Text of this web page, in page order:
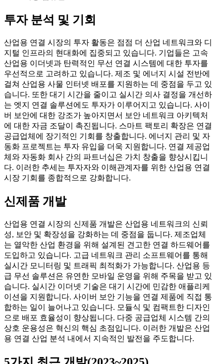
투자 분석 및 기회
산업용 연결 시장의 투자 활동은 점점 더 산업 네트워크와 디
지털 인프라의 현대화에 집중되고 있습니다. 기업들은 고속
산업용 이더넷과 탄력적인 무선 연결 시스템에 대한 투자를
우선적으로 고려하고 있습니다. 제조 및 에너지 시설 전반에
걸쳐 산업용 사물 인터넷 배포를 지원하는 데 중점을 두고 있
습니다. 또한 대기 시간을 줄이고 실시간 의사 결정을 개선하
는 엣지 연결 솔루션에도 투자가 이루어지고 있습니다. 사이
버 보안에 대한 강조가 높아지면서 보안 네트워크 아키텍처
에 대한 자금 조달이 촉진됩니다. 스마트 팩토리 확장은 연결
공급업체에 장기적인 기회를 창출합니다. 에너지 관리 및 자
동화 프로젝트는 투자 유입을 더욱 지원합니다. 연결 제공업
체와 자동화 회사 간의 파트너십은 가치 창출을 향상시킵니
다. 이러한 추세는 투자자와 이해관계자를 위한 산업용 연결
시장 기회를 종합적으로 강화합니다.
신제품 개발
산업용 연결 시장의 신제품 개발은 산업용 네트워크의 신뢰
성, 보안 및 확장성을 강화하는 데 중점을 둡니다. 제조업체
는 열악한 산업 환경을 위해 설계된 견고한 연결 하드웨어를
도입하고 있습니다. 고급 네트워크 관리 소프트웨어를 통해
실시간 모니터링 및 트래픽 최적화가 가능합니다. 산업용 등
급 무선 솔루션은 유연한 모바일 운영을 위해 주목을 받고 있
습니다. 실시간 이더넷 기술은 대기 시간에 민감한 애플리케
이션을 지원합니다. 사이버 보안 기능을 연결 제품에 직접 통
합하는 일이 늘어나고 있습니다. 모듈식 및 컴팩트한 디자인
으로 배포 효율성이 향상됩니다. 다중 공급업체 시스템 간의
상호 운용성은 혁신의 핵심 초점입니다. 이러한 개발은 산업
용 연결 산업 분석 내에서 지속적인 발전을 주도합니다.